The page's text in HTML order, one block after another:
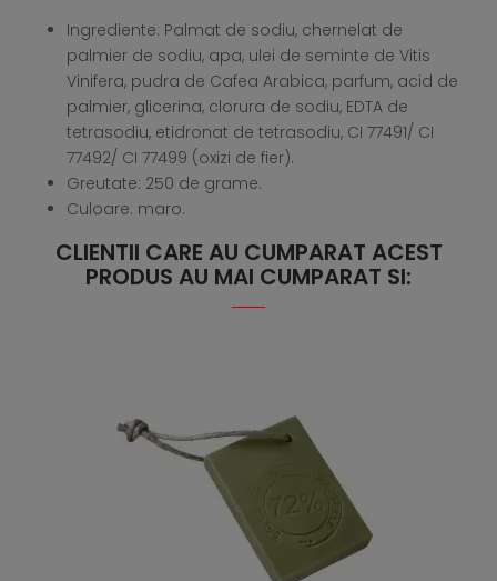
Ingrediente: Palmat de sodiu, chernelat de
palmier de sodiu, apa, ulei de seminte de Vitis
Vinifera, pudra de Cafea Arabica, parfum, acid de
palmier, glicerina, clorura de sodiu, EDTA de
tetrasodiu, etidronat de tetrasodiu, CI 77491/ CI
77492/ CI 77499 (oxizi de fier).
Greutate: 250 de grame.
Culoare: maro.
CLIENTII CARE AU CUMPARAT ACEST
PRODUS AU MAI CUMPARAT SI: